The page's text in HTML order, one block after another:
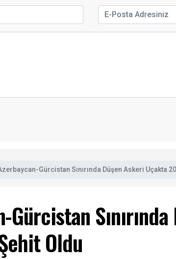
Gürcistan Sınırında Düşen Askeri Uçakta
Gürcistan
Oldu